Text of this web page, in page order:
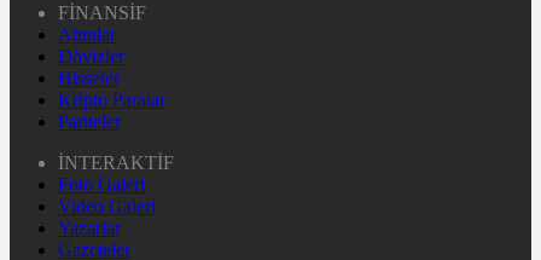
FİNANSİF
Altınlar
Dövizler
Hisseler
Kripto Paralar
Pariteler
İNTERAKTİF
Foto Galeri
Video Galeri
Yazarlar
Gazeteler